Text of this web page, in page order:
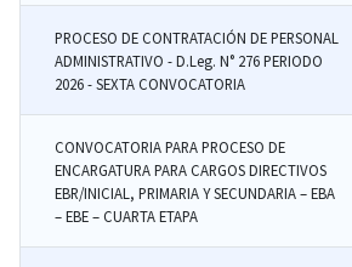
PROCESO DE CONTRATACIÓN DE PERSONAL
ADMINISTRATIVO - D.Leg. N° 276 PERIODO
2026 - SEXTA CONVOCATORIA
CONVOCATORIA PARA PROCESO DE
ENCARGATURA PARA CARGOS DIRECTIVOS
EBR/INICIAL, PRIMARIA Y SECUNDARIA – EBA
– EBE – CUARTA ETAPA